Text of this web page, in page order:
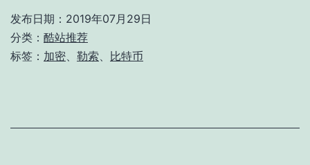
发布日期： 2019年07月29日
分类： 酷站推荐
标签： 加密 勒索 比特币